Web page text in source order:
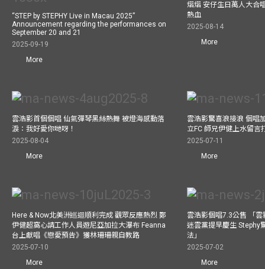
“STEP by STEPHY Live in Macau 2025”
Announcement regarding the performances on
September 20 and 21
2025-09-19
More
熠熠 安仔生日萬人大合
熱血
2025-08-14
More
雲浩影首個個唱 仙氣彈琴黑絲熱舞 被燈海感動落
淚：我好愛你哋呀！
2025-08-04
More
雲浩影驚喜浪接浪 個唱
立FC 師兄伊健上水留言
2025-07-11
More
Here & Now北美洲巡迴順利完成 觀眾反應熱烈 鄭
伊健超窩心請工作人員遊尼亞加拉大瀑布 Feanna
台上獻唱《戀愛預告》獲林珊珊親自教路
2025-07-10
More
雲浩影個唱7.3公售 「
迷雲黨提早慶生 Stephy
法」
2025-07-02
More